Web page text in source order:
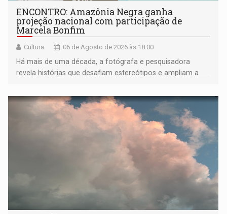
ENCONTRO: Amazônia Negra ganha
projeção nacional com participação de
Marcela Bonfim
Cultura 06 de Agosto de 2026 às 18:00
Há mais de uma década, a fotógrafa e pesquisadora
revela histórias que desafiam estereótipos e ampliam a
negras